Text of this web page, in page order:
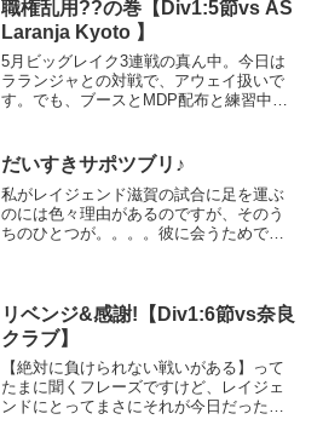
職権乱用??の巻【Div1:5節vs AS
Laranja Kyoto 】
5月ビッグレイク3連戦の真ん中。今日は
ラランジャとの対戦で、アウェイ扱いで
す。でも、ブースとMDP配布と練習中の
MDPの準備。これ、渡し方も色々考えて
るんです。今日は三...
だいすきサポツブリ♪
私がレイジェンド滋賀の試合に足を運ぶ
のには色々理由があるのですが、そのう
ちのひとつが。。。。彼に会うためです
かもしれま...
リベンジ&感謝!【Div1:6節vs奈良
クラブ】
【絶対に負けられない戦いがある】って
たまに聞くフレーズですけど、レイジェ
ンドにとってまさにそれが今日だったわ